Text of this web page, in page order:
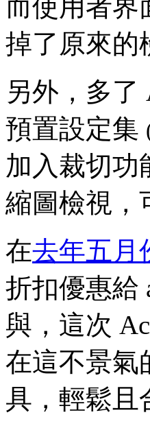
而使用者界
掉了原來的
另外，多了
預置設定集
加入裁切功
縮圖檢視，
在去年五月
折扣優惠給
與，這次
在這不景氣
具，輕鬆且